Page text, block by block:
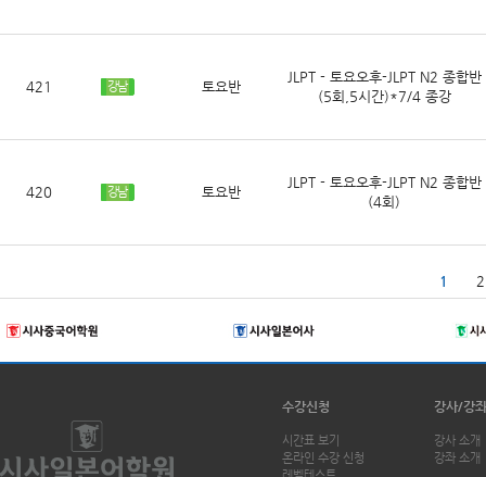
421 강남 토요반
JLPT - 토요오후-JLPT N2 종합반
(5회,5시간)*7/4 종강
420 강남 토요반
JLPT - 토요오후-JLPT N2 종합반
(4회)
1 2
수강신청
시간표 보기
온라인 수강 신청
강사/강좌
강사 소개
강좌 소개